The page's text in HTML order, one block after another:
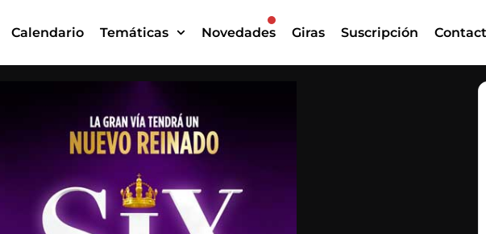
Calendario Temáticas Novedades Giras Suscripción